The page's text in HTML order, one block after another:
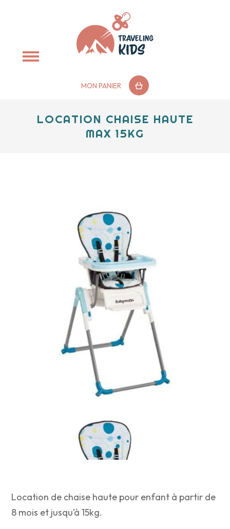
MON PANIER
LOCATION CHAISE HAUTE
MAX 15KG
Location de chaise haute pour enfant à partir de
8 mois et jusqu’à 15kg.